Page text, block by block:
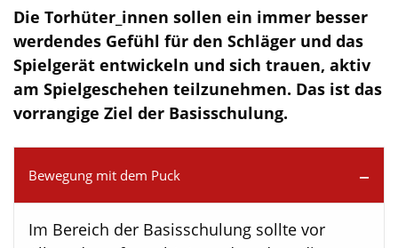
Die Torhüter_innen sollen ein immer besser
werdendes Gefühl für den Schläger und das
Spielgerät entwickeln und sich trauen, aktiv
am Spielgeschehen teilzunehmen. Das ist das
vorrangige Ziel der Basisschulung.
Bewegung mit dem Puck
Im Bereich der Basisschulung sollte vor